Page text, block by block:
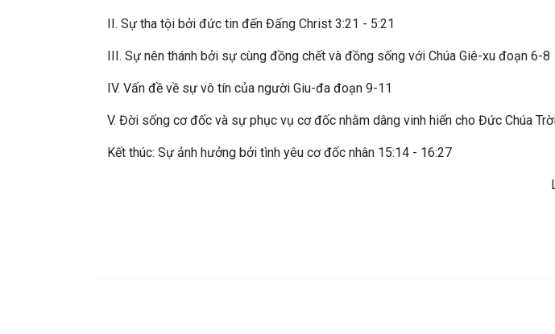
II. Sự tha tội bởi đức tin đến Đấng Christ 3:21 - 5:21
III. Sự nên thánh bởi sự cùng đồng chết và đồng sống với Chúa Giê-xu đoạn 6-8
IV. Vấn đề về sự vô tín của người Giu-đa đoạn 9-11
V. Đời sống cơ đốc và sự phục vụ cơ đốc nhằm dâng vinh hiển cho Đức Chúa
Kết thúc: Sự ảnh hưởng bởi tình yêu cơ đốc nhân 15:14 - 16:27